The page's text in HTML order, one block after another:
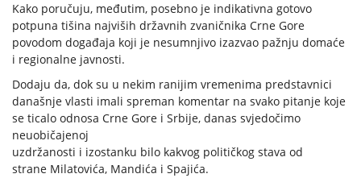
Kako poručuju, međutim, posebno je indikativna gotovo
potpuna tišina najviših državnih zvaničnika Crne Gore
povodom događaja koji je nesumnjivo izazvao pažnju domaće
i regionalne javnosti.
Dodaju da, dok su u nekim ranijim vremenima predstavnici
današnje vlasti imali spreman komentar na svako pitanje koje
se ticalo odnosa Crne Gore i Srbije, danas svjedočimo
neuobičajenoj
uzdržanosti i izostanku bilo kakvog političkog stava od
strane Milatovića, Mandića i Spajića.